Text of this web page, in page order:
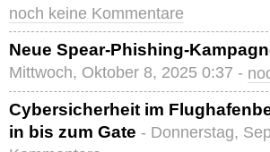
noch keine Kommentare
Neue Spear-Phishing-
Mittwoch, Oktober 8, 2025 0:37 -
Cybersicherheit im
in bis zum Gate - Donnerstag,